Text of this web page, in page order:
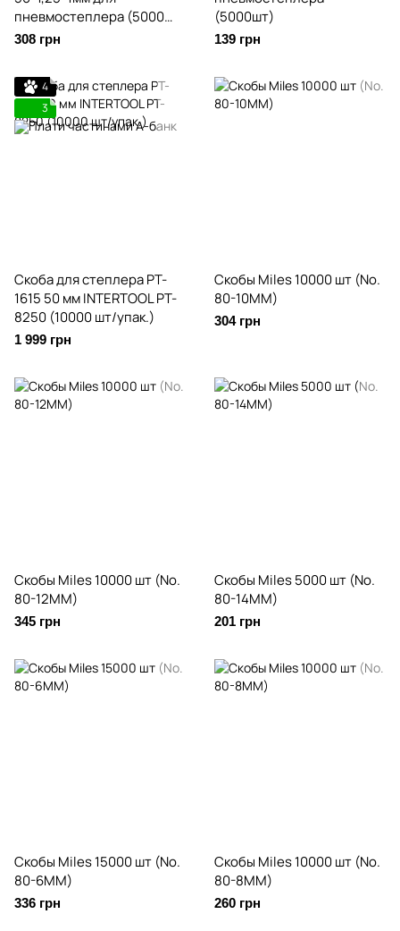
пневмоcтеплера (5000
шт)
308 грн
(5000шт)
139 грн
4
3
Скоба для степлера PT-
1615 50 мм INTERTOOL PT-
8250 (10000 шт/упак.)
1 999 грн
Скобы Miles 10000 шт (No.
80-10MM)
304 грн
Скобы Miles 10000 шт (No.
80-12MM)
345 грн
Скобы Miles 5000 шт (No.
80-14MM)
201 грн
Скобы Miles 15000 шт (No.
80-6MM)
336 грн
Скобы Miles 10000 шт (No.
80-8MM)
260 грн